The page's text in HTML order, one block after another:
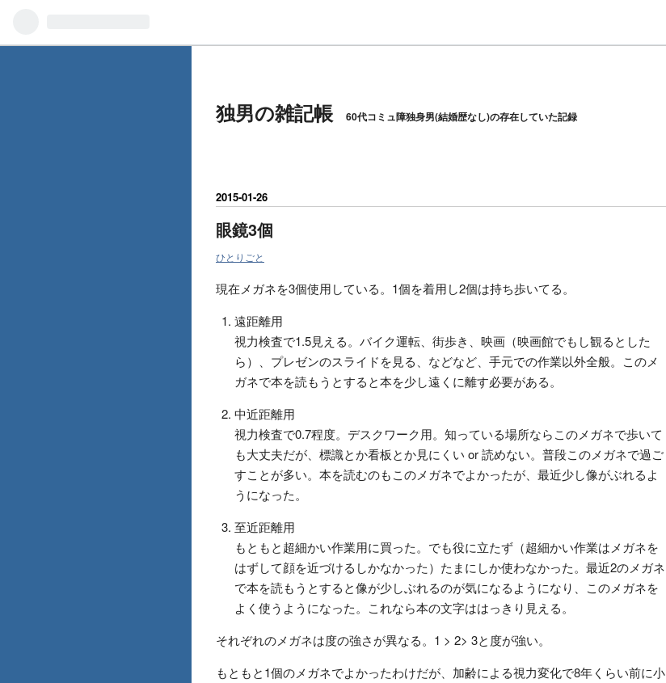
独男の雑記帳 60代コミュ障独身男(結婚歴なし)の存在していた記録
2015-01-26
眼鏡3個
ひとりごと
現在メガネを3個使用している。1個を着用し2個は持ち歩いてる。
遠距離用
視力検査で1.5見える。バイク運転、街歩き、映画（映画館でもし観るとした
ら）、プレゼンのスライドを見る、などなど、手元での作業以外全般。このメ
ガネで本を読もうとすると本を少し遠くに離す必要がある。
中近距離用
視力検査で0.7程度。デスクワーク用。知っている場所ならこのメガネで歩いて
も大丈夫だが、標識とか看板とか見にくい or 読めない。普段このメガネで過ご
すことが多い。本を読むのもこのメガネでよかったが、最近少し像がぶれるよ
うになった。
至近距離用
もともと超細かい作業用に買った。でも役に立たず（超細かい作業はメガネを
はずして顔を近づけるしかなかった）たまにしか使わなかった。最近2のメガネ
で本を読もうとすると像が少しぶれるのが気になるようになり、このメガネを
よく使うようになった。これなら本の文字ははっきり見える。
それぞれのメガネは度の強さが異なる。1 > 2> 3と度が強い。
もともと1個のメガネでよかったわけだが、加齢による視力変化で8年くらい前に小